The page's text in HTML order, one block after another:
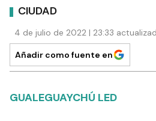
CIUDAD
4 de julio de 2022 | 23:33
Añadir como fuente en
GUALEGUAYCHÚ LED